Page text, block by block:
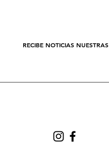
RECIBE NOTICIAS NUESTRAS